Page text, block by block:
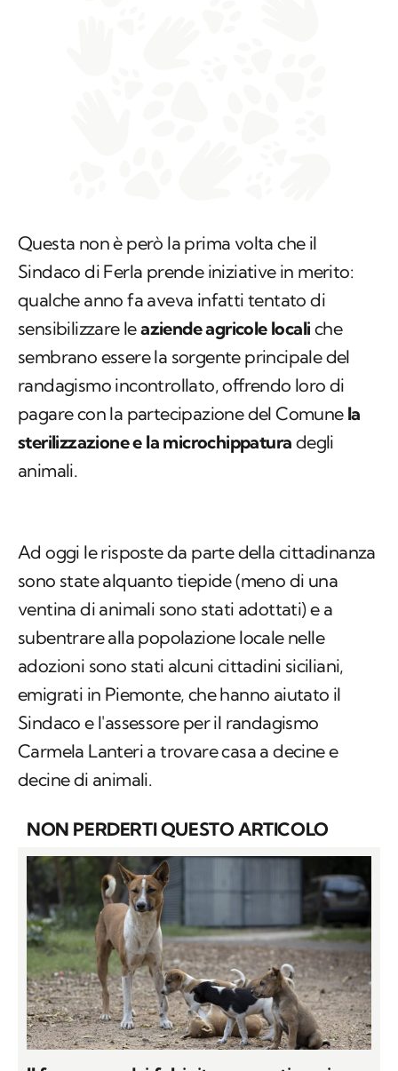
Questa non è però la prima volta che il
Sindaco di Ferla prende iniziative in merito:
qualche anno fa aveva infatti tentato di
sensibilizzare leaziende agricole locali che
sembrano essere la sorgente principale del
randagismo incontrollato, offrendo loro di
pagare con la partecipazione del Comune la
sterilizzazione e la microchippatura degli
animali.
Ad oggi le risposte da parte della cittadinanza
sono state alquanto tiepide (meno di una
ventina di animali sono stati adottati) e a
subentrare alla popolazione locale nelle
adozioni sono stati alcuni cittadini siciliani,
emigrati in Piemonte, che hanno aiutato il
Sindaco e l'assessore per il randagismo
Carmela Lanteri a trovare casa a decine e
decine di animali.
NON PERDERTI QUESTO ARTICOLO